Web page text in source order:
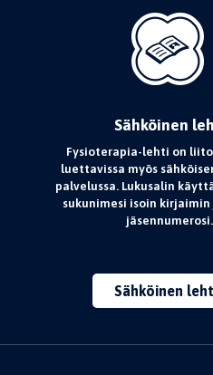
Sähköinen
Fysioterapia-lehti on
luettavissa myös
palvelussa. Lukusalin
sukunimesi isoin kirjaimin
jäsennumerosi.
Sähköinen